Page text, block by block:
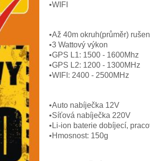
•WIFI
•Až 40m okruh(průměr)
•3 Wattový výkon
•GPS L1: 1500 - 1600Mhz
•GPS L2: 1200 - 1300MHz
•WIFI: 2400 - 2500MHz
•Auto nabíječka 12V
•Síťová nabíječka 220V
•Li-ion baterie dobíjecí,
•Hmosnost: 150g